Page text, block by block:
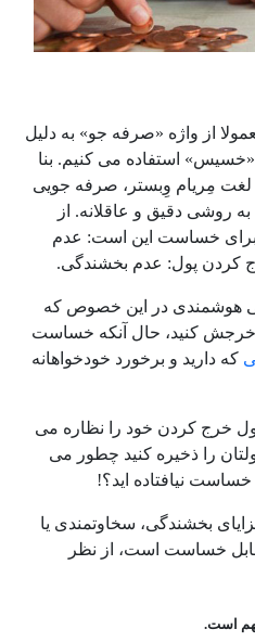
از واژه «صرفه جو» به دلیل
«خسیس» استفاده می کنیم. بنا
مِریام وِبستر، صرفه جویی
به روشی دقیق و عاقلانه. از
برای خساست این است: عدم
کردن پول: عدم بخشندگی.
هوشمندی در این خصوص که
خرجش کنید، حال آنکه خساست
که دارید و برخورد خودخواهانه
خرج کردن خود را نظاره می
را ذخیره کنید چطور می
نیافتاده اید؟!
بخشندگی، سخاوتمندی یا
خساست است، از نظر
است.